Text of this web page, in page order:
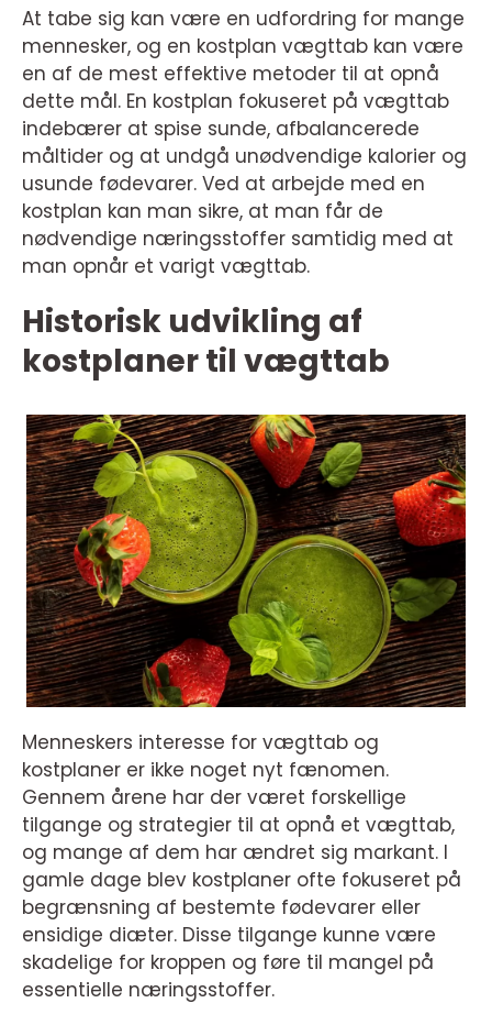
At tabe sig kan være en udfordring for mange
mennesker, og en kostplan vægttab kan være
en af de mest effektive metoder til at opnå
dette mål. En kostplan fokuseret på vægttab
indebærer at spise sunde, afbalancerede
måltider og at undgå unødvendige kalorier og
usunde fødevarer. Ved at arbejde med en
kostplan kan man sikre, at man får de
nødvendige næringsstoffer samtidig med at
man opnår et varigt vægttab.
Historisk udvikling af
kostplaner til vægttab
Menneskers interesse for vægttab og
kostplaner er ikke noget nyt fænomen.
Gennem årene har der været forskellige
tilgange og strategier til at opnå et vægttab,
og mange af dem har ændret sig markant. I
gamle dage blev kostplaner ofte fokuseret på
begrænsning af bestemte fødevarer eller
ensidige diæter. Disse tilgange kunne være
skadelige for kroppen og føre til mangel på
essentielle næringsstoffer.